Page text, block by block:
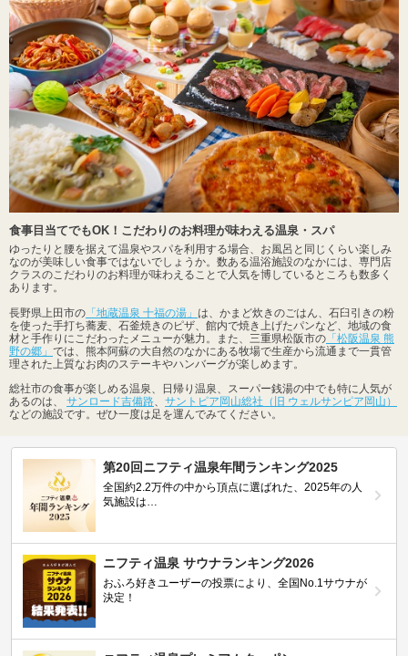
食事目当てでもOK！こだわりのお料理が味わえる温泉・スパ
ゆったりと腰を据えて温泉やスパを利用する場合、お風呂と同じくらい楽しみ
なのが美味しい食事ではないでしょうか。数ある温浴施設のなかには、専門店
クラスのこだわりのお料理が味わえることで人気を博しているところも数多く
あります。
長野県上田市の 「地蔵温泉 十福の湯」 は、かまど炊きのごはん、石臼引きの粉
を使った手打ち蕎麦、石釜焼きのピザ、館内で焼き上げたパンなど、地域の食
材と手作りにこだわったメニューが魅力。また、三重県松阪市の 「松阪温泉 熊
野の郷」 では、熊本阿蘇の大自然のなかにある牧場で生産から流通まで一貫管
理された上質なお肉のステーキやハンバーグが楽しめます。
総社市の食事が楽しめる温泉、日帰り温泉、スーパー銭湯の中でも特に人気が
あるのは、 サンロード吉備路
サントピア岡山総社（旧 ウェルサンピア岡山）
などの施設です。ぜひ一度は足を運んでみてください。
第20回ニフティ温泉年間ランキング2025
全国約2.2万件の中から頂点に選ばれた、2025年の人
気施設は…
ニフティ温泉 サウナランキング2026
おふろ好きユーザーの投票により、全国No.1サウナが
決定！